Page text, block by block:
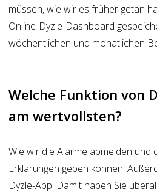
müssen, wie wir es früher getan
Online-Dyzle-Dashboard
wöchentlichen und monatlichen
Welche Funktion von
am wertvollsten?
Wie wir die Alarme abmelden und
Erklärungen geben können.
Dyzle-App. Damit haben Sie